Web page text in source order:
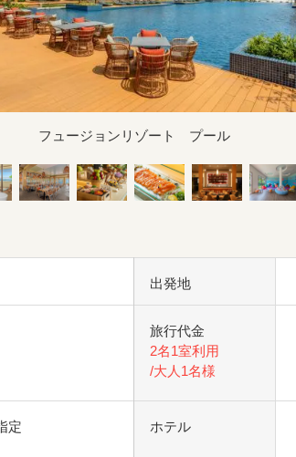
フュージョンリゾート プール
出発地
旅行代金
2名1室利用
/大人1名様
定 ホテル